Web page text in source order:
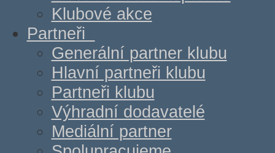
Klubové akce
Partneři
Generální partner klubu
Hlavní partneři klubu
Partneři klubu
Výhradní dodavatelé
Mediální partner